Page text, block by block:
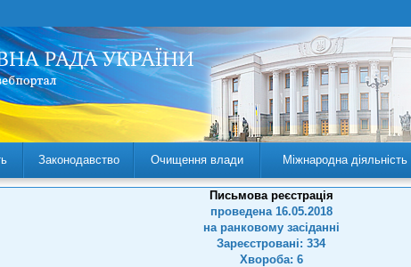
Законодавство Очищення влади Міжнародна діяльність
Письмова реєстрація
проведена 16.05.2018
на ранковому засіданні
Зареєстровані: 334
Хвороба: 6